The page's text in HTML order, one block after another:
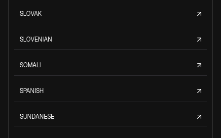
SLOVAK
SLOVENIAN
SOMALI
SPANISH
SUNDANESE